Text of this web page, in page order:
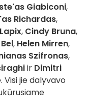
Giabiconi,
Richardas,
, Cindy Bruna,
, Helen Mirren,
Szifronas,
ir Dimitri
. Visi jie dalyvavo